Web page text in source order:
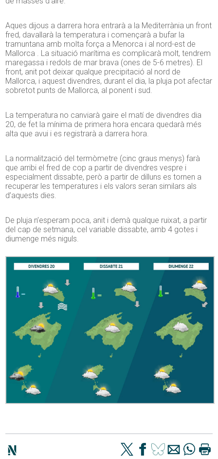
Aques dijous a darrera hora entrarà a la Mediterrània un front
fred, davallarà la temperatura i començarà a bufar la
tramuntana amb molta força a Menorca i al nord-est de
Mallorca . La situació marítima es complicarà molt, tendrem
maregassa i redols de mar brava (ones de 5-6 metres). El
front, anit pot deixar qualque precipitació al nord de
Mallorca, i aquest divendres, durant el dia, la pluja pot afectar
sobretot punts de Mallorca, al ponent i sud.
La temperatura no canviarà gaire el matí de divendres dia
20, de fet la mínima de primera hora encara quedarà més
alta que avui i es registrarà a darrera hora.
La normalització del termòmetre (cinc graus menys) farà
que arribi el fred de cop a partir de divendres vespre i
especialment dissabte, però a partir de dilluns es tornen a
recuperar les temperatures i els valors seran similars als
d’aquests dies.
De pluja n’esperam poca, anit i demà qualque ruixat, a partir
del cap de setmana, cel variable dissabte, amb 4 gotes i
diumenge més niguls.